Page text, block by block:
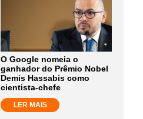
O Google nomeia o
ganhador do Prêmio Nobel
Demis Hassabis como
cientista-chefe
LER MAIS